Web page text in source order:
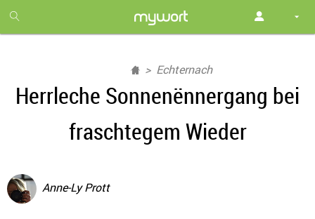
month
free
Echternach
Herrleche Sonnenënnergang bei
fraschtegem Wieder
Anne-Ly Prott